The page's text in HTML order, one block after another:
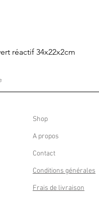
réactif 34x22x2cm
Shop
A propos
Contact
Conditions générales
Frais de livraison